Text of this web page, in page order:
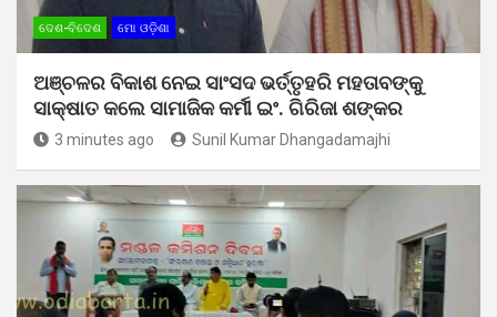
ଦେଶ-ବିଦେଶ ମୋ ଓଡ଼ିଶା
ଅଞ୍ଚଳର ବିକାଶ ନେଇ ସାଂସଦ ଭର୍ତ୍ତୃହରି ମହତାବଙ୍କୁ
ସାକ୍ଷାତ କଲେ ସାମାଜିକ କର୍ମୀ ଇଂ. ଗିରିଜା ଶଙ୍କର
3 minutes ago Sunil Kumar Dhangadamajhi